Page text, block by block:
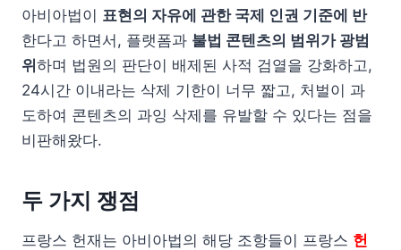
아비아법이 표현의 자유에 관한 국제 인권 기준에 반
한다고 하면서, 플랫폼과 불법 콘텐츠의 범위가 광범
위하며 법원의 판단이 배제된 사적 검열을 강화하고,
24시간 이내라는 삭제 기한이 너무 짧고, 처벌이 과
도하여 콘텐츠의 과잉 삭제를 유발할 수 있다는 점을
비판해왔다.
두 가지 쟁점
프랑스 헌재는 아비아법의 해당 조항들이 프랑스 헌